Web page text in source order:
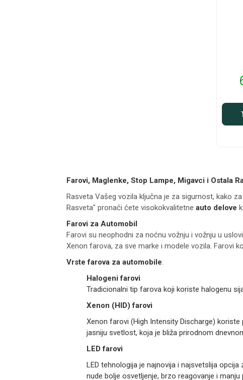
Farovi, Maglenke, Stop Lampe, Migavci i Ostala
Rasveta Vašeg vozila ključna je za sigurnost, kako
Rasveta" pronaći ćete visokokvalitetne auto delove
Farovi za Automobil
Farovi su neophodni za noćnu vožnju i vožnju u
Xenon farova, za sve marke i modele vozila. Farovi
Vrste farova za automobile:
Halogeni farovi
Tradicionalni tip farova koji koriste halogenu
Xenon (HID) farovi
Xenon farovi (High Intensity Discharge)
jasniju svetlost, koja je bliža prirodnom
LED farovi
LED tehnologija je najnovija i najsvetslija
nude bolje osvetljenje, brzo reagovanje i